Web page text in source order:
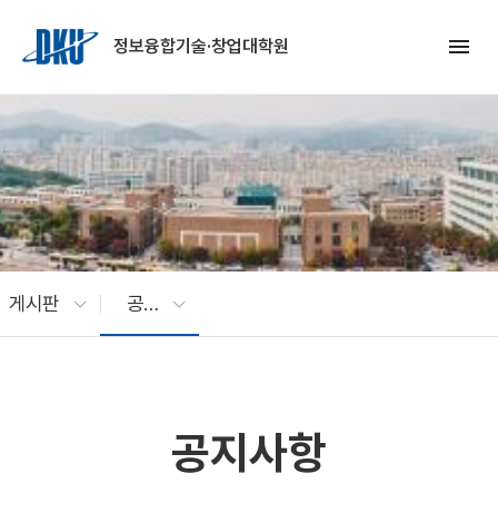
정보융합기술·창업대학원
menu
게시판 공지사항
공지사항